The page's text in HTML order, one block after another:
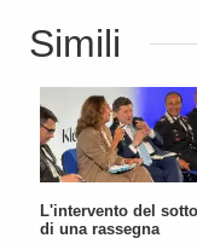
Simili
L'intervento del
di una rassegna